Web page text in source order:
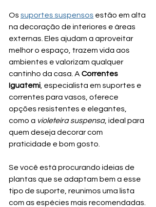
Os suportes suspensos estão em alta
na decoração de interiores e áreas
externas. Eles ajudam a aproveitar
melhor o espaço, trazem vida aos
ambientes e valorizam qualquer
cantinho da casa. A Correntes
Iguatemi , especialista em suportes e
correntes para vasos, oferece
opções resistentes e elegantes,
como a violeteira suspensa, ideal para
quem deseja decorar com
praticidade e bom gosto.
Se você está procurando ideias de
plantas que se adaptam bem a esse
tipo de suporte, reunimos uma lista
com as espécies mais recomendadas.